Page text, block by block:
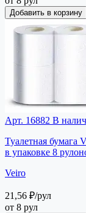
Добавить в корзину
Арт. 16882 В
Туалетная бумага
в упаковке 8
Veiro
21,56 ₽/рул
от 8 рул